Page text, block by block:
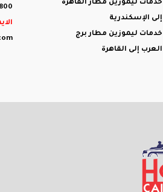
خدمات ليموزين مطار القاهرة
إلى الإسكندرية
خدمات ليموزين مطار برج
العرب إلى القاهرة